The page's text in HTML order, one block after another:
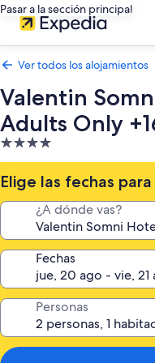
Pasar a la sección principal
Ver todos los alojamientos
Valentin
Adults Only
Alojamiento
de
4.0 estrellas
Elige las fechas
¿A dónde vas?
Fechas
Personas